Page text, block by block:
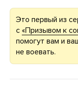
Это первый из
с «Призывом к
помогут вам и
не воевать.